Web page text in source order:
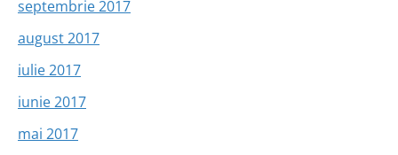
septembrie 2017
august 2017
iulie 2017
iunie 2017
mai 2017